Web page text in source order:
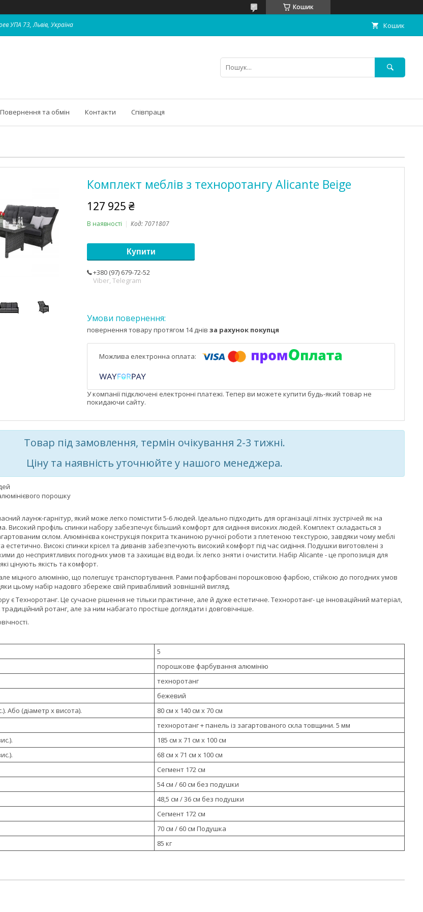
Кошик
УПА 73, Львів, Україна Кошик
Повернення та обмін Контакти Співпраця
Комплект меблів з техноротангу Alicante Beige
127 925 ₴
В наявності Код: 7071807
Купити
+380 (97) 679-72-52
Viber, Telegram
повернення товару протягом 14 днів за рахунок покупця
У компанії підключені електронні платежі. Тепер ви можете купити будь-який товар не
покидаючи сайту.
Товар під замовлення, термін очікування 2-3 тижні.
Ціну та наявність уточнюйте у нашого менеджера.
порошку
лаунж-гарнітур, який може легко помістити 5-6 людей. Ідеально підходить для організації літніх зустрічей як на
Високий профіль спинки набору забезпечує більший комфорт для сидіння високих людей. Комплект складається з
склом. Алюмінієва конструкція покрита тканиною ручної роботи з плетеною текстурою, завдяки чому меблі
Високі спинки крісел та диванів забезпечують високий комфорт під час сидіння. Подушки виготовлені з
до несприятливих погодних умов та захищає від води. Їх легко зняти і очистити. Набір Alicante - це пропозиція для
цінують якість та комфорт.
але міцного алюмінію, що полегшує транспортування. Рами пофарбовані порошковою фарбою, стійкою до погодних умов
цьому набір надовго збереже свій привабливий зовнішній вигляд.
є Техноротанг. Це сучасне рішення не тільки практичне, але й дуже естетичне. Техноротанг- це інноваційний матеріал,
ротанг, але за ним набагато простіше доглядати і довговічніше.
5
порошкове фарбування алюмінію
техноротанг
бежевий
Або (діаметр х висота).
80 см х 140 см х 70 см
техноротанг + панель із загартованого скла товщини. 5 мм
185 см х 71 см х 100 см
68 см х 71 см х 100 см
Сегмент 172 см
54 см / 60 см без подушки
48,5 см / 36 см без подушки
Сегмент 172 см
70 см / 60 см Подушка
85 кг